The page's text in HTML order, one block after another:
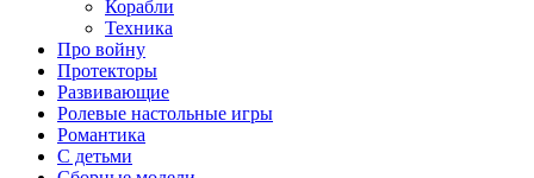
Корабли
Техника
Про войну
Протекторы
Развивающие
Ролевые настольные игры
Романтика
С детьми